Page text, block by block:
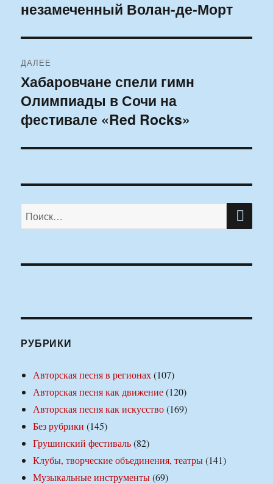
незамеченный Волан-де-Морт
ДАЛЕЕ
Следующая
запись:
Хабаровчане спели гимн
Олимпиады в Сочи на
фестивале «Red Rocks»
Искать:
РУБРИКИ
Авторская песня в регионах(107)
Авторская песня как движение(120)
Авторская песня как искусство(169)
Без рубрики (145)
Грушинский фестиваль(82)
Клубы, творческие объединения, театры(141)
Музыкальные инструменты(69)